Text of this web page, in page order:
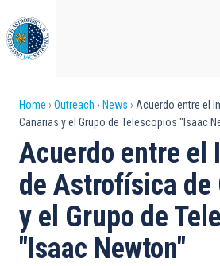
to
main
content
Breadcrumb
Home Outreach News
Acuerdo entre el
Canarias y el Grupo de Telescopios "Isaac
Acuerdo entre el
de Astrofísica de
y el Grupo de
"Isaac Newton"